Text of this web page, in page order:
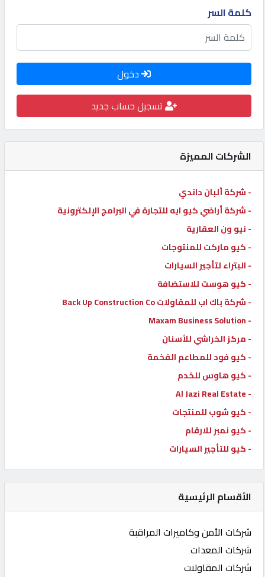
كيو
نمبر
كيو
كيو
ماركت
الدليل
القطري
POWERED
QHOST
كلمة السر
دخول
تسجيل حساب جديد
الشركات المميزة
- شركة ألبان داندي
- شركة أراضي كيو ايه للتجارة في البرامج الإلكترونية
- نيو ون العقارية
- كيو ماركت للمنتوجات
- البتراء لتأجير السيارات
- كيو هوست للاستضافة
- شركة باك اب للمقاولات Back Up Construction Co
- Maxam Business Solution
- مركز الخراشي للأسنان
- كيو فود للمطاعم الفخمة
- كيو هاوس للخدم
- Al Jazi Real Estate
- كيو شوب للمنتجات
- كيو نمبر للارقام
- كيو للتأجير السيارات
الأقسام الرئيسية
شركات الأمن وكاميرات المراقبة
شركات المعدات
شركات المقاولات